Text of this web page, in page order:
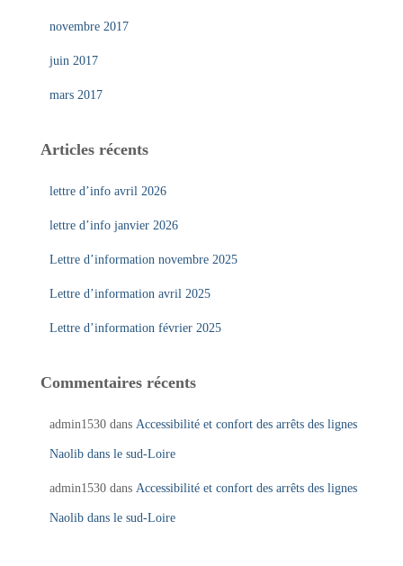
novembre 2017
juin 2017
mars 2017
Articles récents
lettre d’info avril 2026
lettre d’info janvier 2026
Lettre d’information novembre 2025
Lettre d’information avril 2025
Lettre d’information février 2025
Commentaires récents
admin1530 dans Accessibilité et confort des arrêts des lignes
Naolib dans le sud-Loire
admin1530 dans Accessibilité et confort des arrêts des lignes
Naolib dans le sud-Loire